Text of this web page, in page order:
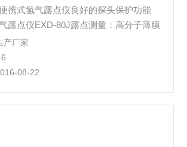
携式氢气露点仪良好的探头保护功能
露点仪EXD-80J露点测量：高分子薄膜
～+20℃或-60℃～+60℃，自动换算
产厂家
08-22